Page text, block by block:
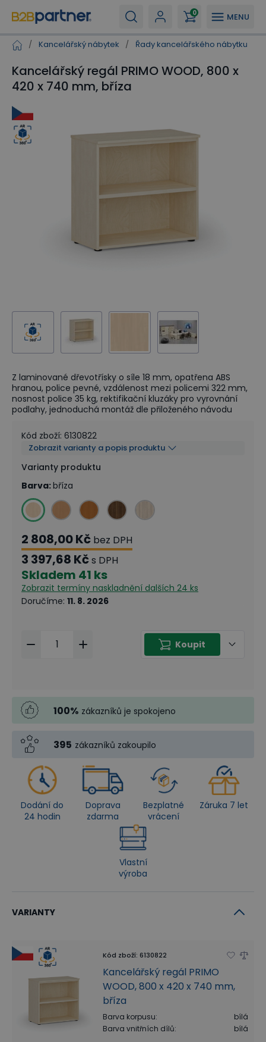
MENU
0
/ Kancelářský nábytek / Řady kancelářského nábytku
Kancelářský regál PRIMO WOOD, 800 x
420 x 740 mm, bříza
Z laminované dřevotřísky o síle 18 mm, opatřena ABS
hranou, police pevné, vzdálenost mezi policemi 322 mm,
nosnost police 35 kg, rektifikační kluzáky pro vyrovnání
podlahy, jednoduchá montáž dle přiloženého návodu
Kód zboží: 6130822
Zobrazit varianty a popis produktu
Varianty produktu
Barva:bříza
2 808,00 Kč bez DPH
3 397,68 Kčs DPH
Skladem 41 ks
Zobrazit termíny naskladnění dalších 24 ks
Doručíme: 11. 8. 2026
Koupit
100% zákazníků je spokojeno
395 zákazníků zakoupilo
Dodání do
24 hodin
Doprava
zdarma
Bezplatné
vrácení
Záruka 7 let
Vlastní
výroba
VARIANTY
Kód zboží: 6130822
Kancelářský regál PRIMO
WOOD, 800 x 420 x 740 mm,
bříza
Barva korpusu:
bílá
Barva vnitřních dílů: bílá